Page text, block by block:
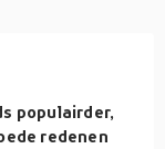
populairder,
redenen